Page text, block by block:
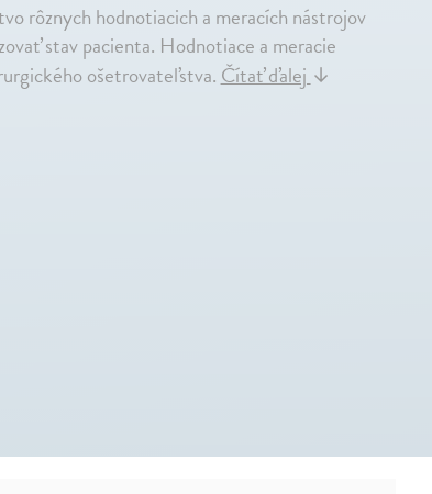
rôznych hodnotiacich a meracích nástrojov
stav pacienta. Hodnotiace a meracie
ošetrovateľstva.Čítať ďalej↓